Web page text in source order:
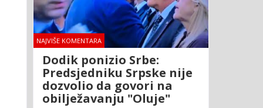
NAJVIŠE KOMENTARA
Dodik ponizio Srbe:
Predsjedniku Srpske nije
dozvolio da govori na
obilježavanju "Oluje"